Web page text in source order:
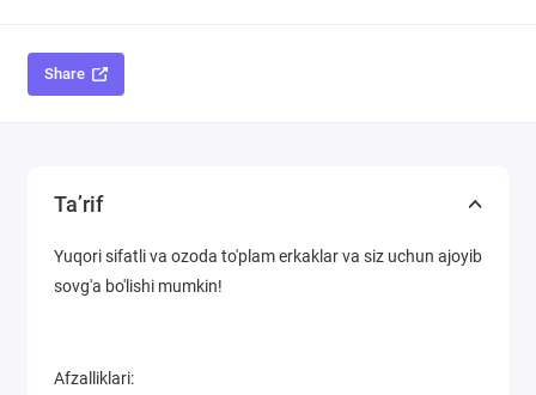
Share
Ta’rif
Yuqori sifatli va ozoda to'plam erkaklar va siz uchun ajoyib
sovg'a bo'lishi mumkin!
Afzalliklari: